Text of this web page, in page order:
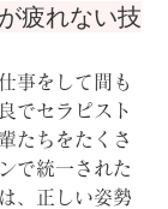
疲れない技
事をして間も
でセラピスト
たちをたくさ
で統一された
、正しい姿勢